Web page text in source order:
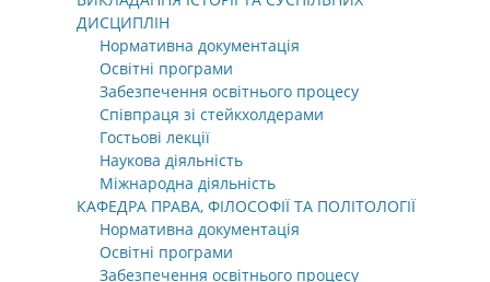
ДИСЦИПЛІН
Нормативна документація
Освітні програми
Забезпечення освітнього процесу
Співпраця зі стейкхолдерами
Гостьові лекції
Наукова діяльність
Міжнародна діяльність
КАФЕДРА ПРАВА, ФІЛОСОФІЇ ТА ПОЛІТОЛОГІЇ
Нормативна документація
Освітні програми
Забезпечення освітнього процесу